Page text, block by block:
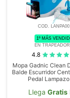
COD.
1º MÁS
EN
4.8
Mopa Gadnic Clean
Balde Escurridor
Pedal
Llega Gratis